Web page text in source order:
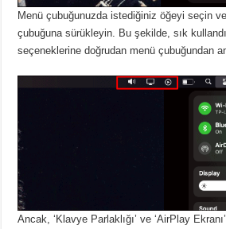
Menü çubuğunuzda istediğiniz öğeyi seçin
çubuğuna sürükleyin. Bu şekilde, sık
seçeneklerine doğrudan menü çubuğundan
Ancak, ‘Klavye Parlaklığı’ ve ‘AirPlay